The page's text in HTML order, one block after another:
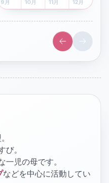
5 月 6月 7月 8月
9 月 10月 11月 12月
。
一児の母です。
などを中心に活動してい